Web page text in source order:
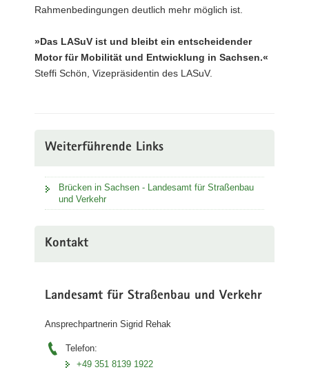
Rahmenbedingungen deutlich mehr möglich ist.
»Das LASuV ist und bleibt ein entscheidender
Motor für Mobilität und Entwicklung in Sachsen.«
Steffi Schön, Vizepräsidentin des LASuV.
Weiterführende Links
Brücken in Sachsen - Landesamt für Straßenbau
und Verkehr
Kontakt
Landesamt für Straßenbau und Verkehr
Ansprechpartnerin Sigrid Rehak
Telefon:
+49 351 8139 1922